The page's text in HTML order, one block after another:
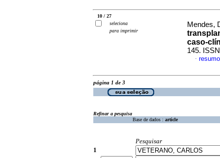
10 / 27
seleciona
para imprimir
Mendes,
caso-
145.
·
página 1 de 3
Refinar a pesquisa
Base de dados : article
Pesquisar
1